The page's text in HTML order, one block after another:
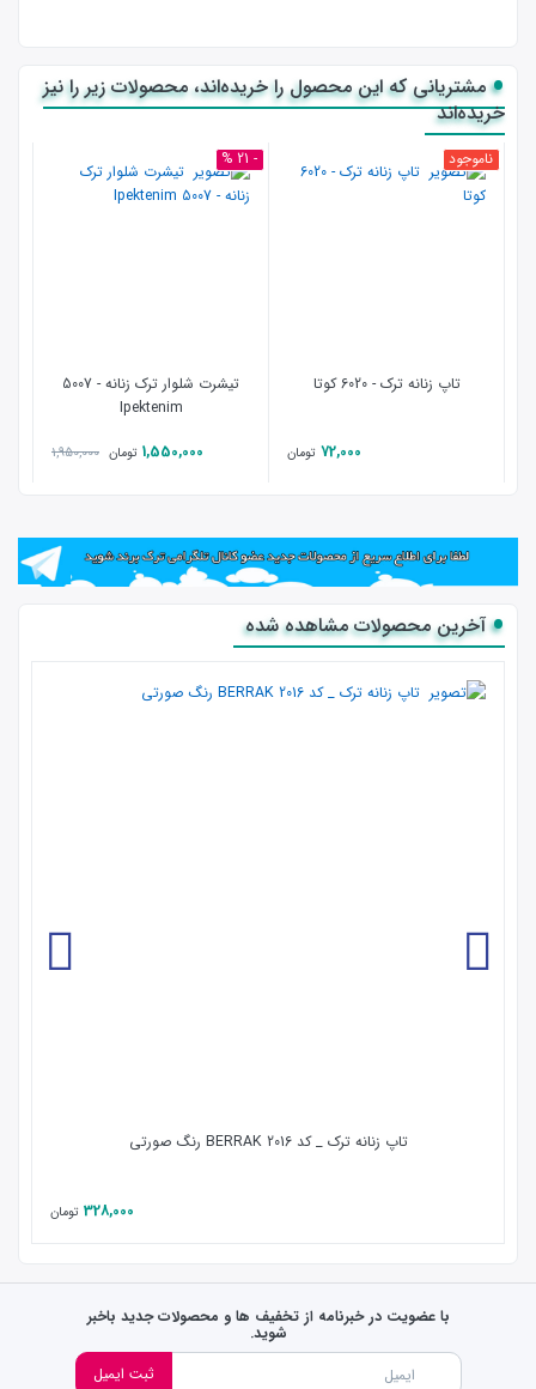
مشتریانی که این محصول را خریده‌اند، محصولات زیر را نیز
خریده‌اند
ناموجود
تاپ زنانه ترک - 6020 کوتا
72,000 تومان
- 21 %
تیشرت شلوار ترک زنانه - 5007
Ipektenim
1,550,000 تومان 1,950,000
آخرین محصولات مشاهده شده
تاپ زنانه ترک _ کد 2016 BERRAK رنگ صورتی
328,000 تومان
با عضویت در خبرنامه از تخفیف ها و محصولات جدید باخبر
شوید.
ثبت ایمیل